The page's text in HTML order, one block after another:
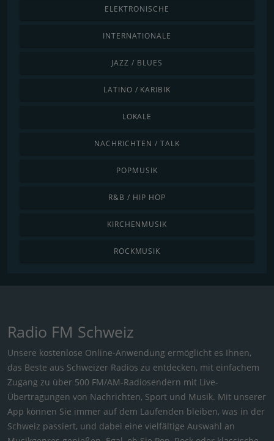
ELEKTRONISCHE
INTERNATIONALE
JAZZ / BLUES
LATINO / KARIBIK
LOKALE
NACHRICHTEN / TALK
POPMUSIK
R&B / HIP HOP
KIRCHENMUSIK
ROCKMUSIK
Radio FM Schweiz
Unsere kostenlose Online-Anwendung ermöglicht es Ihnen,
das Beste aus Schweizer Radios zu entdecken, mit einfachem
Zugang zu über 500 FM/AM-Radiosendern mit Live-
Übertragungen von Nachrichten, Sport und Musik. Mit unserer
App können Sie immer auf dem Laufenden bleiben, was in der
Schweiz passiert, und dabei eine vielfältige Auswahl an